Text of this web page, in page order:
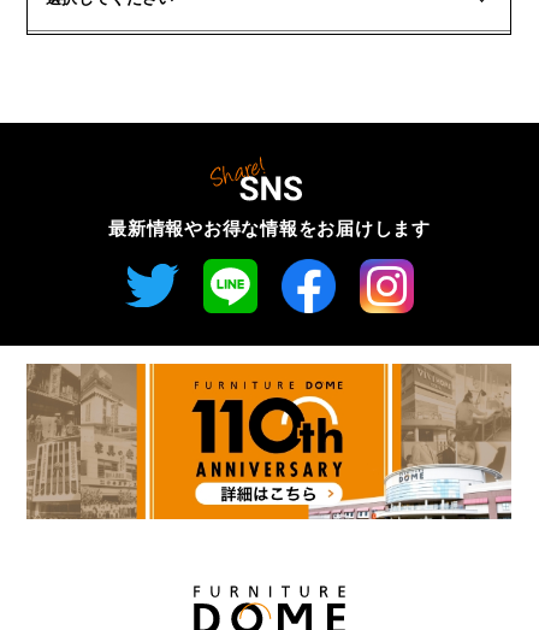
最新情報やお得な情報をお届けします